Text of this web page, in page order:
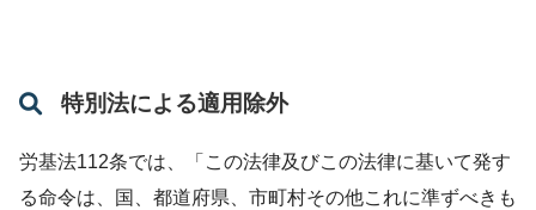
特別法による適用除外
労基法112条では、「この法律及びこの法律に基いて発す
る命令は、国、都道府県、市町村その他これに準ずべきも